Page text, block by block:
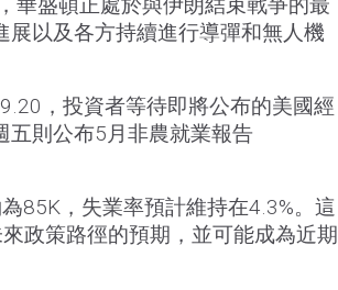
以及各方持續進行導彈和無人機
，投資者等待即將公布的美國經
五則公布5月非農就業報告
85K，失業率預計維持在4.3%。這
政策路徑的預期，並可能成為近期